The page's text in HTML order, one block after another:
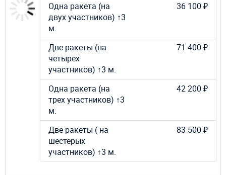
Одна ракета (на
двух участников) ↑3
м.
36 100 ₽
Две ракеты (на
четырех
участников) ↑3 м.
71 400 ₽
Одна ракета (на
трех участников) ↑3
м.
42 200 ₽
Две ракеты ( на
шестерых
участников) ↑3 м.
83 500 ₽